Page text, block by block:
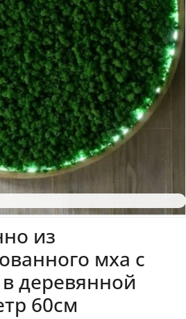
из
мха с
деревянной
60см